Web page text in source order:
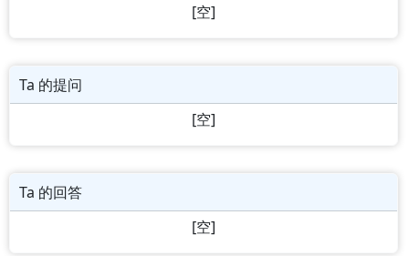
[空]
Ta 的提问
[空]
Ta 的回答
[空]